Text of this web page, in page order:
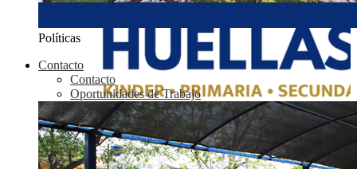
Políticas
Contacto
Contacto
Oportunidades de Trabajo